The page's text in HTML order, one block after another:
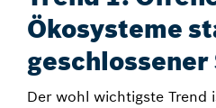
Ökosysteme
geschlossener
Der wohl wichtigste Trend